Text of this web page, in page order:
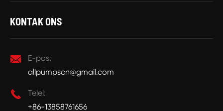
KONTAK ONS

E-pos:
allpumpscn@gmail.com

Telel:
+86-13858761656